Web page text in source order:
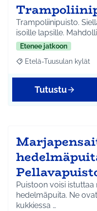
Trampoliinipuisto.
isoille
Etenee jatkoon
Rajaa tulokset aihepiirin
Etelä-Tuusulan kylät
Tutustu
Puistoon voisi istuttaa
hedelmäpuita. Ne
kukkiessa …